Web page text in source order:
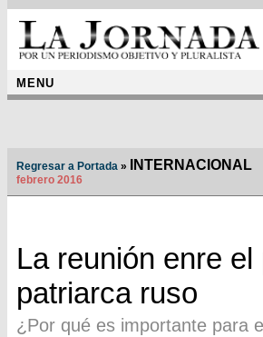
MENU
Regresar a Portada » INTERNACIONAL
febrero 2016
La reunión enre el
patriarca ruso
¿Por qué es importante para